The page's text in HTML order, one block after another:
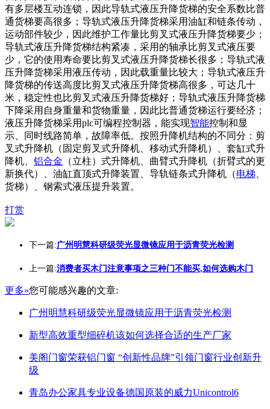
有多层楼互动连锁，因此导轨式液压升降货梯的安全系数比普
通货梯要高很多；导轨式液压升降货梯采用油缸和链条传动，
运动部件较少，因此维护工作量比剪叉式液压升降货梯要少；
导轨式液压升降货梯结构紧凑，采用的轴承比剪叉式液压要
少，它的使用寿命要比剪叉式液压升降货梯长很多；导轨式液
压升降货梯采用液压传动，因此载重量比较大；导轨式液压升
降货梯的传送高度比剪叉式液压升降货梯高很多，可达几十
米，稳定性也比剪叉式液压升降货梯好；导轨式液压升降货梯
下降采用自身重量和货物重量，因此比普通货梯运行要经济；
液压升降货梯采用plc可编程控制器，能实现智能控制和显
示、同时线路简单，故障率低。按照升降机结构的不同分：剪
叉式升降机（固定剪叉式升降机、移动式升降机）、套缸式升
降机、 铝合金 （立柱）式升降机、曲臂式升降机（折臂式的更
新换代）、油缸直顶式升降装置、导轨链条式升降机（电梯
货梯）、钢索式液压提升装置。
打赏
下一篇:广州明慧科研级荧光显微镜应用于沥青荧光检测
上一篇:消费者买木门注意事项之三种门不能买,如何选购木门
更多»您可能感兴趣的文章:
广州明慧科研级荧光显微镜应用于沥青荧光检测
新型高效重型细碎机该如何选择合适的生产厂家
美阁门窗荣获铝门窗 “创新性品牌”引领门窗行业创新升
级
青岛办公家具专业设备德国原装的威力Unicontrol6